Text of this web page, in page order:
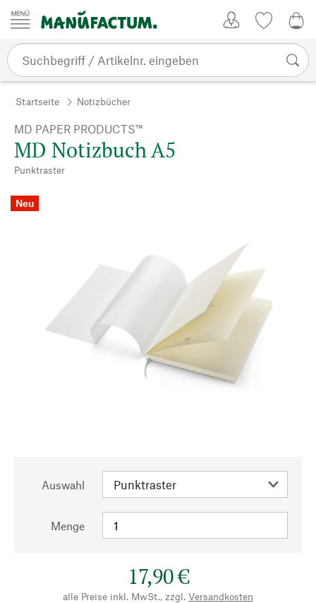
Zum Inhalt springen
Startseite Notizbücher
MD PAPER PRODUCTS™
MD Notizbuch A5
Punktraster
Neu
Auswahl
Menge
17,90 €
alle Preise inkl. MwSt., zzgl. Versandkosten